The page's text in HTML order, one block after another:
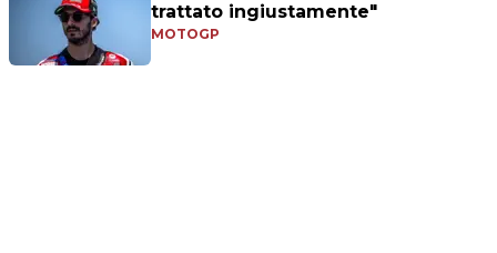
trattato ingiustamente"
MOTOGP